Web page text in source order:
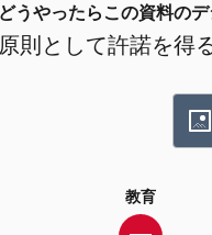
どうやったらこの資料の
原則として許諾を得
教育